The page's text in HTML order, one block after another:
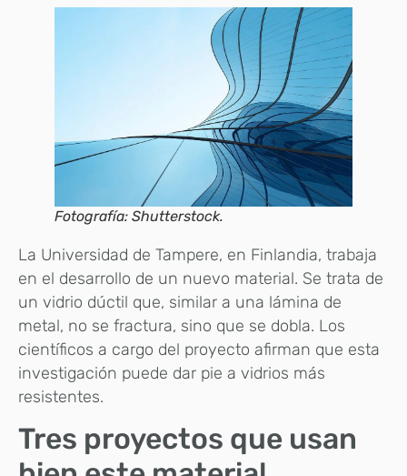
Fotografía: Shutterstock.
La Universidad de Tampere, en Finlandia, trabaja
en el desarrollo de un nuevo material. Se trata de
un vidrio dúctil que, similar a una lámina de
metal, no se fractura, sino que se dobla. Los
científicos a cargo del proyecto afirman que esta
investigación puede dar pie a vidrios más
resistentes.
Tres proyectos que usan